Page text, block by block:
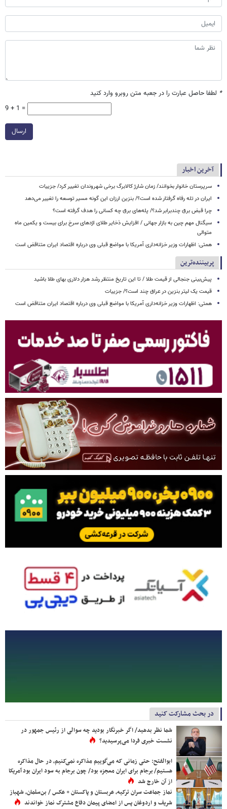
* لطفا حاصل عبارت را در جعبه متن روبرو وارد کنید
9 + 1 =
ارسال
آخرین اخبار
سرپرستان خانوار بخوانند/ زمان شارژ کالابرگ برخی شهروندان تغییر کرد/ جزییات
ایران در تله رفاه گرفتار شده است؟/ بنزین ارزان این گونه مسیر توسعه را تغییر می‌دهد
چرا قبض برق چندبرابر شد؟/ پله‌های برق چه کسانی را هدف گرفته است؟
سیگنال‌ مهم چین به بازار جهانی / افزایش ذخایر طلای اژدهای سرخ برای بیست و یکمین ماه
متوالی
همتی: اظهارات وزیر خزانه‌داری آمریکا با مواضع قبلی وی درباره اقتصاد ایران متناقض است
پربیننده‌ترین
پیش‌بینی جنجالی از قیمت طلا / تا این تاریخ منتظر رشد هزار دلاری بهای طلا باشید
قیمت یک لیتر بنزین در عراق چند است؟/ جزییات
همتی: اظهارات وزیر خزانه‌داری آمریکا با مواضع قبلی وی درباره اقتصاد ایران متناقض است
در بحث مشارکت کنید
شما نظر بدهید/ اگر خبرنگار بودید چه سوالی از رئیس جمهور در
نشست خبری فردا می‌پرسیدید؟
ابوالفتح: حتی زمانی که می‌گوییم مذاکره نمی‌کنیم، در حال مذاکره
هستیم/ برجام برای ایران معجزه بود/ چون برجام به سود ایران بود آمریکا
از آن خارج شد
نماز جماعت سران ترکیه، عربستان و پاکستان + عکس / بن‌سلمان، شهباز
شریف و اردوغان پس از امضای پیمان دفاع مشترک نماز خواندند